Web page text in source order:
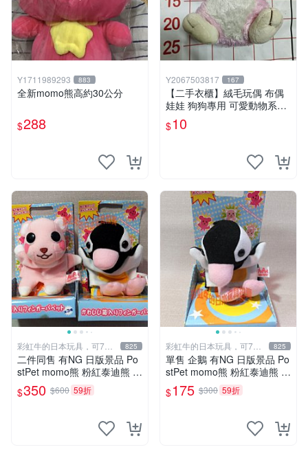
Y1711989293 883
全新momo熊高約30公分
$288
Y2067503817 167
【二手衣櫃】絨毛玩偶 布偶
娃娃 狗狗專用 可愛動物系列
耐咬耐磨玩具 玩偶 粉紅熊寵
物玩具 1120929
$10
彩虹牛的日本玩具，可7取
付
825
二件同售 有NG 日版景品 Po
stPet momo熊 粉紅泰迪熊 妹
妹 comomo 企鵝 娃娃 布偶
手指頭 娃娃
$350 $600 59折
彩虹牛的日本玩具，可7取
付
825
單售 企鵝 有NG 日版景品 Po
stPet momo熊 粉紅泰迪熊 娃
娃 布偶 手指頭 娃娃
$175 $300 59折